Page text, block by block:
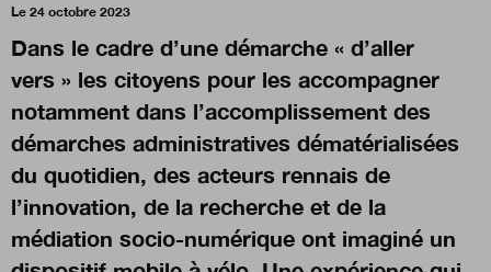
Nous suivre sur Twittersur LinkedIn
Le 24 octobre 2023
Dans le cadre d’une démarche « d’aller
vers » les citoyens pour les accompagner
notamment dans l’accomplissement des
démarches administratives dématérialisées
du quotidien, des acteurs rennais de
l’innovation, de la recherche et de la
médiation socio-numérique ont imaginé un